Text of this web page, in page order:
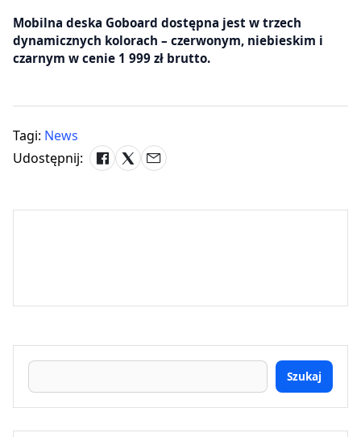
Mobilna deska Goboard dostępna jest w trzech
dynamicznych kolorach – czerwonym, niebieskim i
czarnym w cenie 1 999 zł brutto.
Tagi: News
Udostępnij:
Szukaj